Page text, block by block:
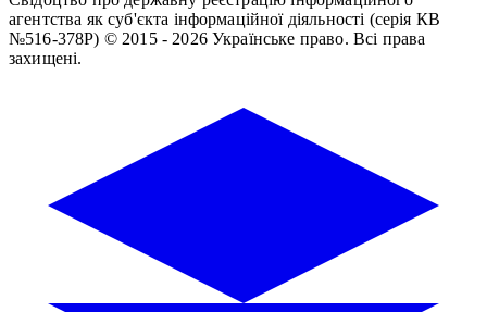
агентства як суб'єкта інформаційної діяльності (серія КВ
№516-378Р) © 2015 - 2026 Українське право. Всі права
захищені.